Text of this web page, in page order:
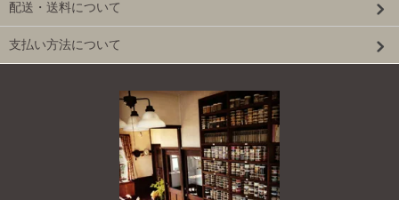
配送・送料について
支払い方法について